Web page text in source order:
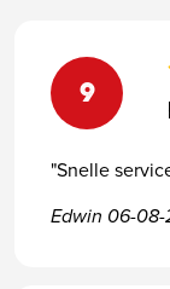
9
"Snelle
Edwin 06-